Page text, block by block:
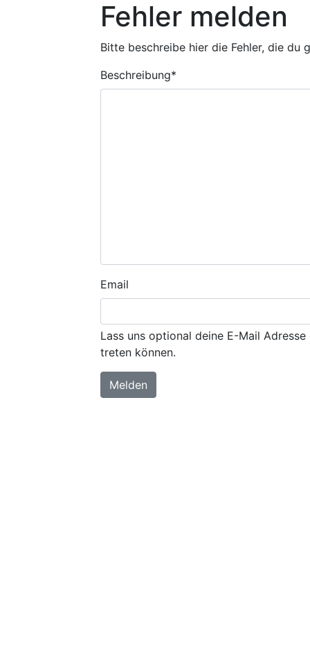
Fehler melden
Bitte beschreibe hier die Fehler, die du
Beschreibung*
Email
Lass uns optional deine E-Mail
treten können.
Melden